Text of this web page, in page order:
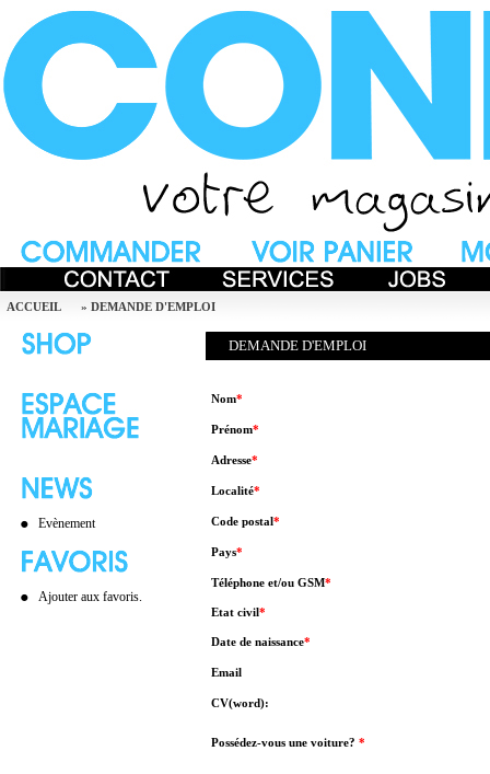
ACCUEIL » DEMANDE D'EMPLOI
Evènement
Ajouter aux favoris.
DEMANDE D'EMPLOI
Nom*
Prénom*
Adresse*
Localité*
Code postal*
Pays*
Téléphone et/ou GSM*
Etat civil*
Date de naissance*
Email
CV(word):
Possédez-vous une voiture? *